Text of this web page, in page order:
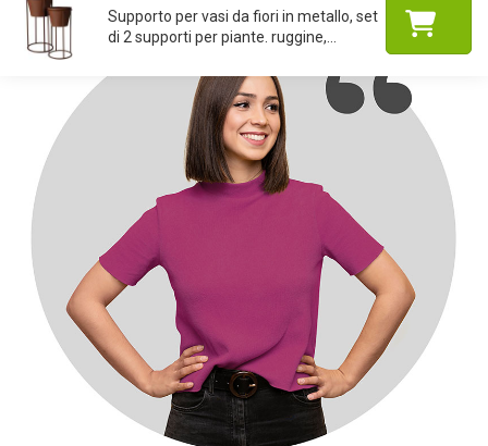
Supporto per vasi da fiori in metallo, set
di 2 supporti per piante. ruggine,...